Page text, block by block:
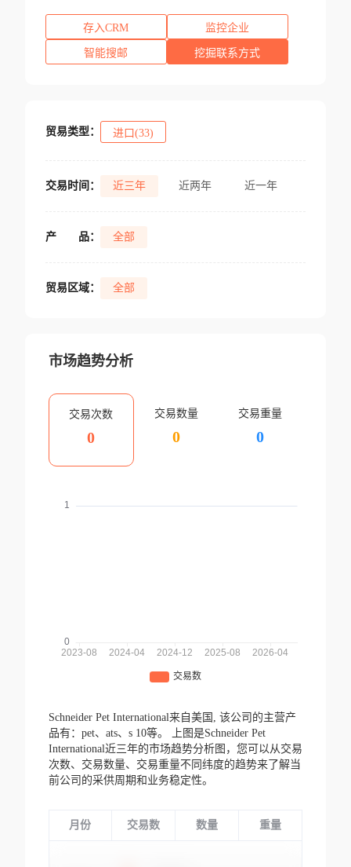
存入CRM 监控企业
智能搜邮 挖掘联系方式
贸易类型： 进口(33)
交易时间： 近三年 近两年 近一年
产 品： 全部
贸易区域： 全部
市场趋势分析
交易次数
0
交易数量
0
交易重量
0
Schneider Pet International来自美国, 该公司的主营产
品有：pet、ats、s 10等。
上图是Schneider Pet
International近三年的市场趋势分析图，您可以从交易
次数、交易数量、交易重量不同纬度的趋势来了解当
前公司的采供周期和业务稳定性。
月份 交易数 数量 重量